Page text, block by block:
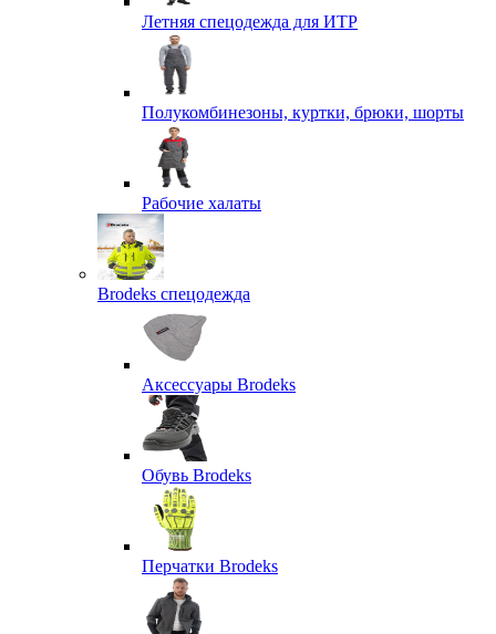
Летняя спецодежда для ИТР
Полукомбинезоны, куртки, брюки, шорты
Рабочие халаты
Brodeks спецодежда
Аксессуары Brodeks
Обувь Brodeks
Перчатки Brodeks